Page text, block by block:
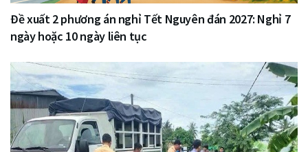
Đề xuất 2 phương án nghỉ Tết Nguyên đán 2027: Nghỉ 7
ngày hoặc 10 ngày liên tục